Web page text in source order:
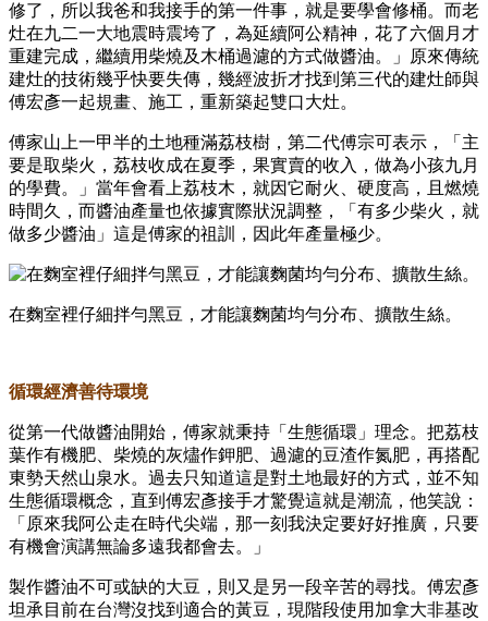
修了，所以我爸和我接手的第一件事，就是要學會修桶。而老
灶在九二一大地震時震垮了，為延續阿公精神，花了六個月才
重建完成，繼續用柴燒及木桶過濾的方式做醬油。」原來傳統
建灶的技術幾乎快要失傳，幾經波折才找到第三代的建灶師與
傅宏彥一起規畫、施工，重新築起雙口大灶。
傅家山上一甲半的土地種滿荔枝樹，第二代傅宗可表示，「主
要是取柴火，荔枝收成在夏季，果實賣的收入，做為小孩九月
的學費。」當年會看上荔枝木，就因它耐火、硬度高，且燃燒
時間久，而醬油產量也依據實際狀況調整，「有多少柴火，就
做多少醬油」這是傅家的祖訓，因此年產量極少。
在麴室裡仔細拌勻黑豆，才能讓麴菌均勻分布、擴散生絲。
循環經濟善待環境
從第一代做醬油開始，傅家就秉持「生態循環」理念。把荔枝
葉作有機肥、柴燒的灰燼作鉀肥、過濾的豆渣作氮肥，再搭配
東勢天然山泉水。過去只知道這是對土地最好的方式，並不知
生態循環概念，直到傅宏彥接手才驚覺這就是潮流，他笑說：
「原來我阿公走在時代尖端，那一刻我決定要好好推廣，只要
有機會演講無論多遠我都會去。」
製作醬油不可或缺的大豆，則又是另一段辛苦的尋找。傅宏彥
坦承目前在台灣沒找到適合的黃豆，現階段使用加拿大非基改